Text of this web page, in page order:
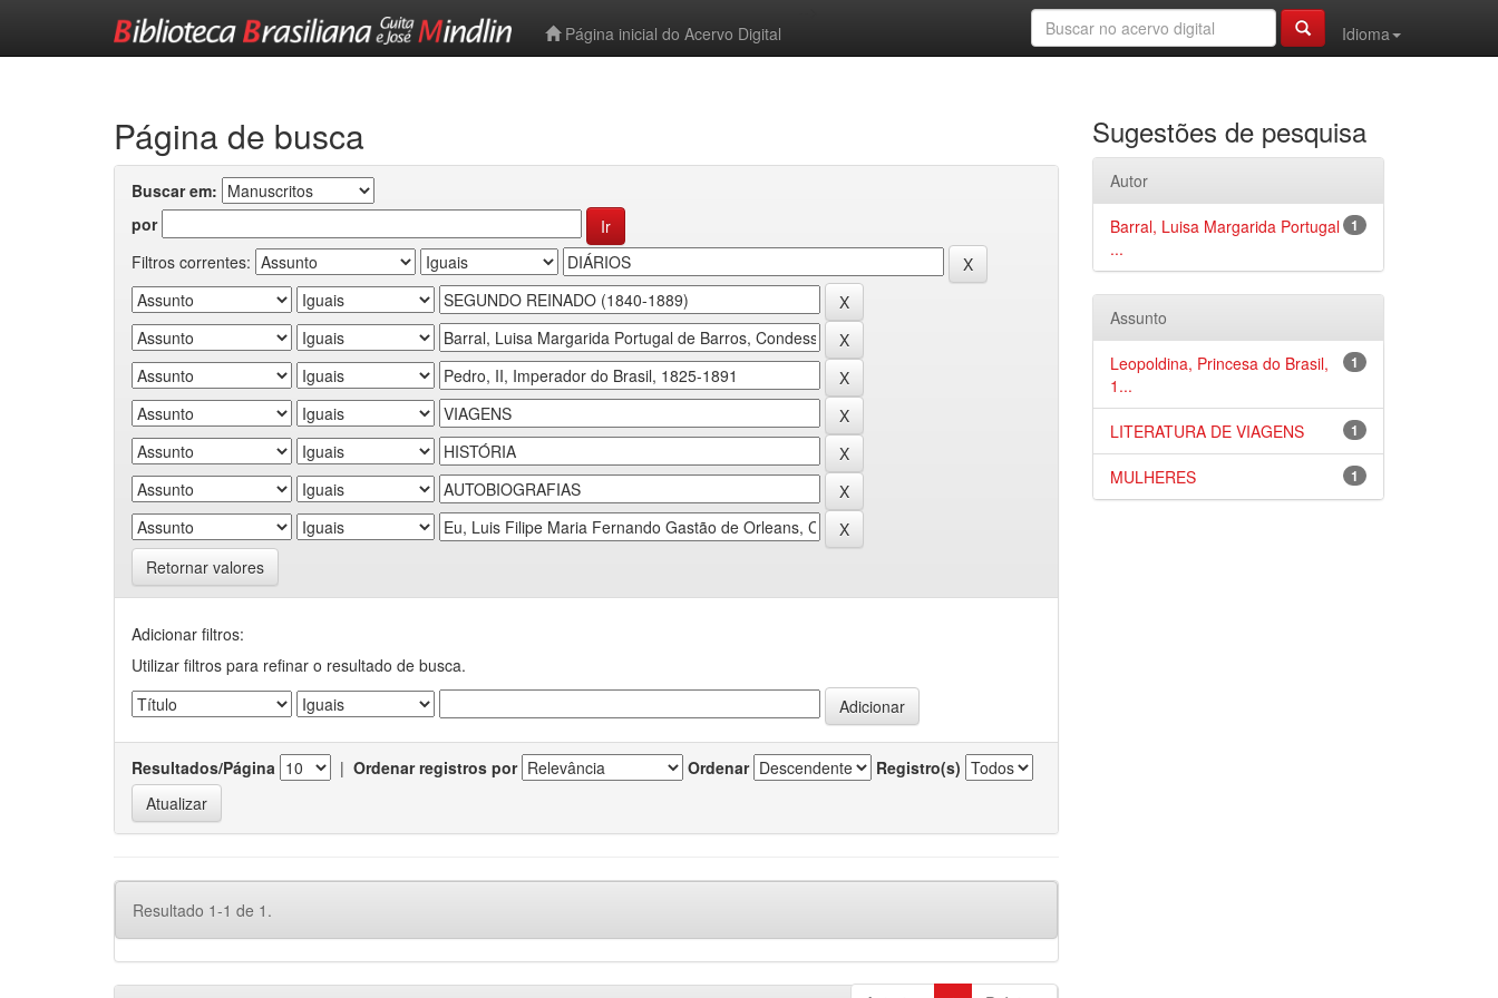
Página inicial do Acervo Digital
Idioma
Página de busca
Buscar em:
por
Filtros correntes:
Retornar valores
Adicionar filtros:
Utilizar filtros para refinar o resultado de busca.
Resultados/Página | Ordenar registros por Ordenar Registro(s)
Resultado 1-1 de 1.
Sugestões de pesquisa
Autor
1
Barral, Luisa Margarida Portugal
...
Assunto
1
Leopoldina, Princesa do Brasil,
1...
1
LITERATURA DE VIAGENS
1
MULHERES